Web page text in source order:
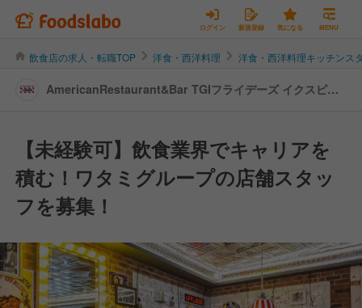
ログイン 新規登録 気になる MENU
飲食店の求人・転職TOP 洋食・西洋料理 洋食・西洋料理キッチンス
AmericanRestaurant&Bar TGIフライデーズ イクスピア
【未経験可】飲食業界でキャリアを
積む！ワタミグループの店舗スタッ
フを募集！